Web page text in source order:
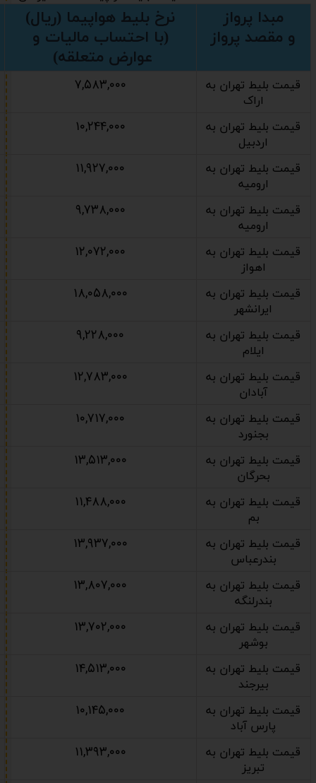
مبدا پرواز
و مقصد پرواز
نرخ بلیط هواپیما (ریال)
(با احتساب مالیات و
عوارض متعلقه)
قیمت بلیط تهران به
اراک
۷,۵۸۳,۰۰۰
قیمت بلیط تهران به
اردبیل
۱۰,۲۴۴,۰۰۰
قیمت بلیط تهران به
ارومیه
۱۱,۹۲۷,۰۰۰
قیمت بلیط تهران به
ارومیه
۹,۷۳۸,۰۰۰
قیمت بلیط تهران به
اهواز
۱۲,۰۷۲,۰۰۰
قیمت بلیط تهران به
ایرانشهر
۱۸,۰۵۸,۰۰۰
قیمت بلیط تهران به
ایلام
۹,۲۲۸,۰۰۰
قیمت بلیط تهران به
آبادان
۱۲,۷۸۳,۰۰۰
قیمت بلیط تهران به
بجنورد
۱۰,۷۱۷,۰۰۰
قیمت بلیط تهران به
بحرگان
۱۳,۵۱۳,۰۰۰
قیمت بلیط تهران به
بم
۱۱,۴۸۸,۰۰۰
قیمت بلیط تهران به
بندرعباس
۱۳,۹۳۷,۰۰۰
قیمت بلیط تهران به
بندرلنگه
۱۳,۸۰۷,۰۰۰
قیمت بلیط تهران به
بوشهر
۱۳,۷۰۲,۰۰۰
قیمت بلیط تهران به
بیرجند
۱۴,۵۱۳,۰۰۰
قیمت بلیط تهران به
پارس آباد
۱۰,۱۴۵,۰۰۰
قیمت بلیط تهران به
تبریز
۱۱,۳۹۳,۰۰۰